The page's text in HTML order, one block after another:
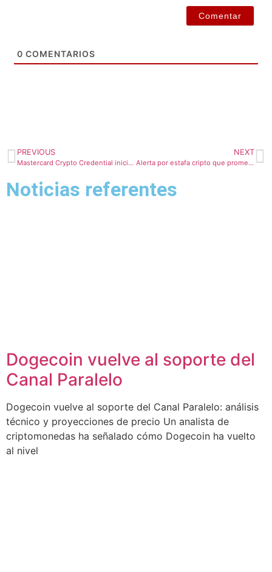
0 COMENTARIOS
PREVIOUS
Mastercard Crypto Credential inicia las primeras transacciones piloto
NEXT
Alerta por estafa cripto que promete rápidos ingresos con un falso bot de ChatGPT
Noticias referentes
Dogecoin vuelve al soporte del
Canal Paralelo
Dogecoin vuelve al soporte del Canal Paralelo: análisis
técnico y proyecciones de precio Un analista de
criptomonedas ha señalado cómo Dogecoin ha vuelto
al nivel